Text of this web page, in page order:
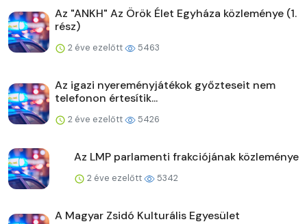
Az "ANKH" Az Örök Élet Egyháza közleménye (1.
rész)
2 éve ezelőtt 5463
Az igazi nyereményjátékok győzteseit nem
telefonon értesítik...
2 éve ezelőtt 5426
Az LMP parlamenti frakciójának közleménye
2 éve ezelőtt 5342
A Magyar Zsidó Kulturális Egyesület